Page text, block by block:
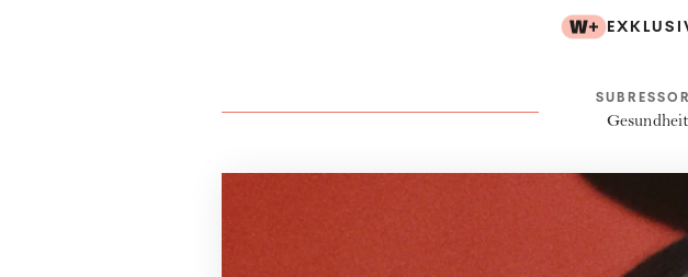
Gesundheit